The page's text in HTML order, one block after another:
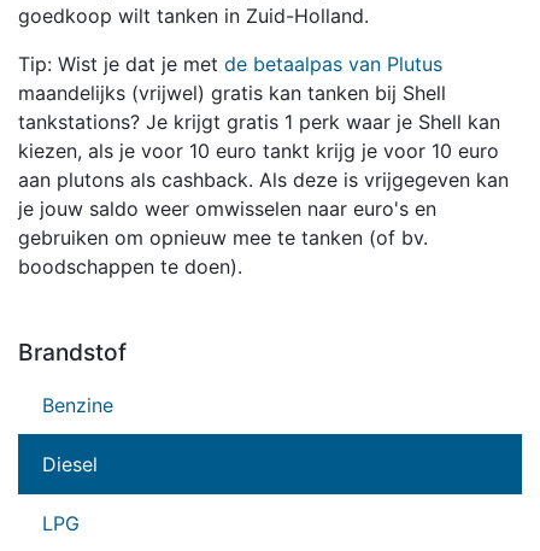
goedkoop wilt tanken in Zuid-Holland.
Tip: Wist je dat je met de betaalpas van Plutus
maandelijks (vrijwel) gratis kan tanken bij Shell
tankstations? Je krijgt gratis 1 perk waar je Shell kan
kiezen, als je voor 10 euro tankt krijg je voor 10 euro
aan plutons als cashback. Als deze is vrijgegeven kan
je jouw saldo weer omwisselen naar euro's en
gebruiken om opnieuw mee te tanken (of bv.
boodschappen te doen).
Brandstof
Benzine
Diesel
LPG